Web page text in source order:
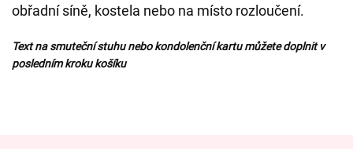
obřadní síně, kostela nebo na místo rozloučení.
Text na smuteční stuhu nebo kondolenční kartu můžete doplnit v
posledním kroku košíku